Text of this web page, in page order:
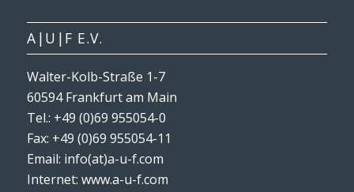
A|U|F E.V.
Walter-Kolb-Straße 1-7
60594 Frankfurt am Main
Tel.: +49 (0)69 955054-0
Fax: +49 (0)69 955054-11
Email: info(at)a-u-f.com
Internet: www.a-u-f.com